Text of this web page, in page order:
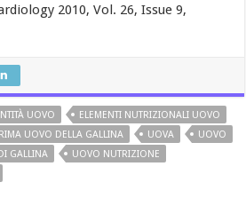
2010, Vol. 26, Issue 9,
UOVO
ELEMENTI NUTRIZIONALI UOVO
UOVO DELLA GALLINA UOVA
UOVO
GALLINA
UOVO NUTRIZIONE